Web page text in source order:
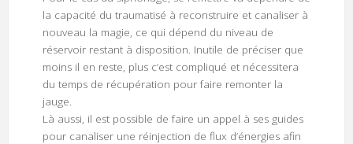
la capacité du traumatisé à reconstruire et canaliser à
nouveau la magie, ce qui dépend du niveau de
réservoir restant à disposition. Inutile de préciser que
moins il en reste, plus c’est compliqué et nécessitera
du temps de récupération pour faire remonter la
jauge.
Là aussi, il est possible de faire un appel à ses guides
pour canaliser une réinjection de flux d’énergies afin